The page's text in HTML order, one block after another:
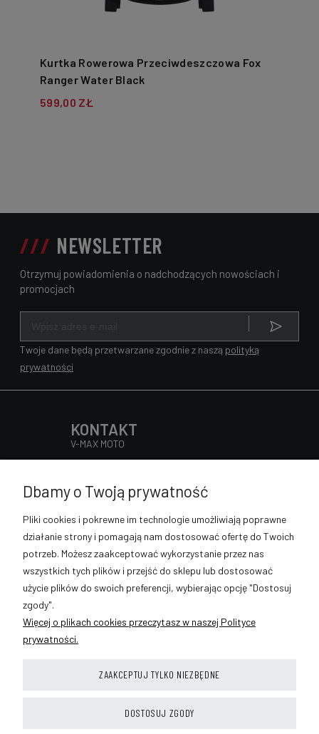
Kurtka Rowerowa Przeciwdeszczowa Fox
Ranger Water Black
599,00 ZŁ
NEWSLETTER
Otrzymuj powiadomienia o nadchodzących nowościach i
promocjach
Twoje dane będą przetwarzane zgodnie z naszą polityką
prywatności
KONTAKT
V-MAX MOTO
Pn - Pt 9:00 - 17:00
Sob 9:00 - 13:00
889-633-896
sklep@vmaxmoto.pl
POMOC
MOJE KONTO
PŁATNOŚCI I DOSTAWA
Dbamy o Twoją prywatność
Pliki cookies i pokrewne im technologie umożliwiają poprawne
działanie strony i pomagają nam dostosować ofertę do Twoich
potrzeb. Możesz zaakceptować wykorzystanie przez nas
wszystkich tych plików i przejść do sklepu lub dostosować
użycie plików do swoich preferencji, wybierając opcję "Dostosuj
zgody".
Więcej o plikach cookies przeczytasz w naszej Polityce
prywatności.
ZAAKCEPTUJ TYLKO NIEZBĘDNE
DOSTOSUJ ZGODY